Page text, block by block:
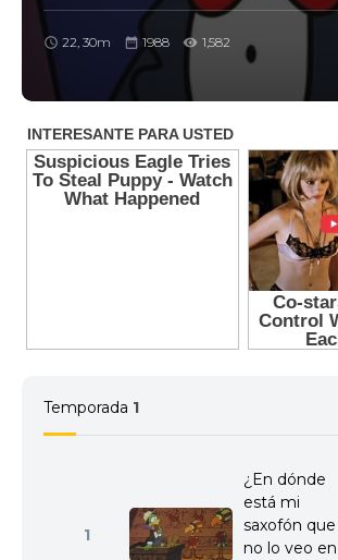
22, 30m 1988 1,582
Temporada 1
1
¿En dónde
está mi
saxofón que
no lo veo en